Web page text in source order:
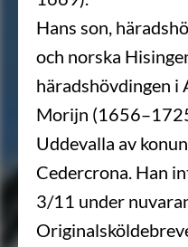
Hans son,
och norska
häradshövdingen i
Morijn
Uddevalla av
Cedercrona. Han
3/11 under